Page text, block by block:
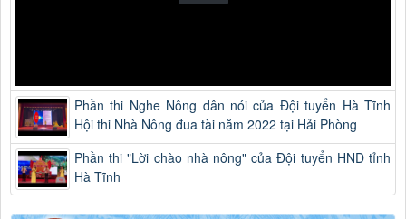
Phần thi Nghe Nông dân nói của Đội tuyển Hà Tĩnh
Hội thi Nhà Nông đua tài năm 2022 tại Hải Phòng
Phần thi "Lời chào nhà nông" của Đội tuyển HND tỉnh
Hà Tĩnh